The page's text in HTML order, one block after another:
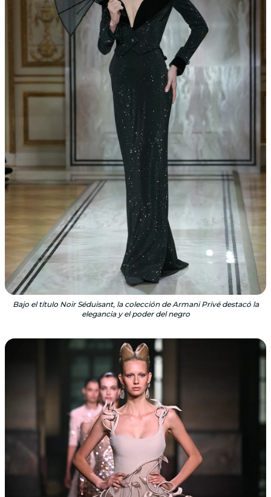
Bajo el título Noir Séduisant, la colección de Armani Privé destacó la
elegancia y el poder del negro